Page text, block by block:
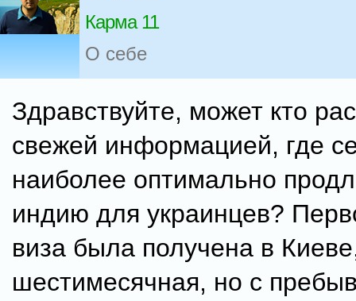
Карма 11
О себе
Здравствуйте, может кто
свежей информацией, где
наиболее оптимально
индию для украинцев?
виза была получена в
шестимесячная, но с